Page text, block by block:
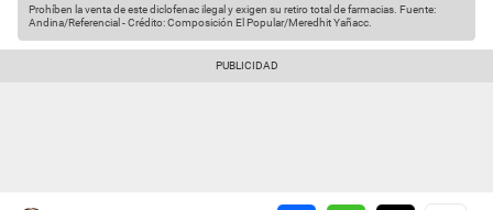
Prohíben la venta de este diclofenac ilegal y exigen su retiro total de farmacias. Fuente:
Andina/Referencial -Crédito: Composición El Popular/Meredhit Yañacc.